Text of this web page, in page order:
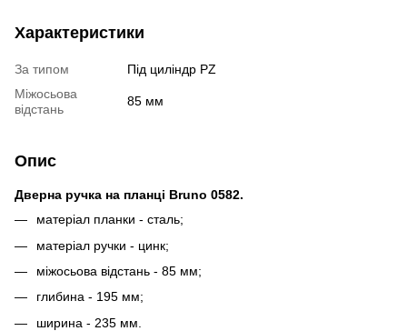
Характеристики
За типом
Під циліндр PZ
Міжосьова
відстань
85 мм
Опис
Дверна ручка на планці Bruno 0582.
матеріал планки - сталь;
матеріал ручки - цинк;
міжосьова відстань - 85 мм;
глибина - 195 мм;
ширина - 235 мм.